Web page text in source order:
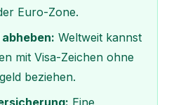
Euro-Zone.
Weltweit kannst
mit Visa-Zeichen ohne
beziehen.
Eine